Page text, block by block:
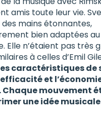
amis toute leur vie.
mains étonnantes,
bien adaptées au
Elle n’étaient pas très
à celles d’Emil
caractéristiques de
et
Chaque mouvement
une idée